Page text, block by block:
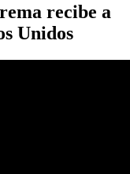
recibe a
Unidos